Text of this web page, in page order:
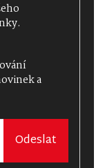
a
Odeslat